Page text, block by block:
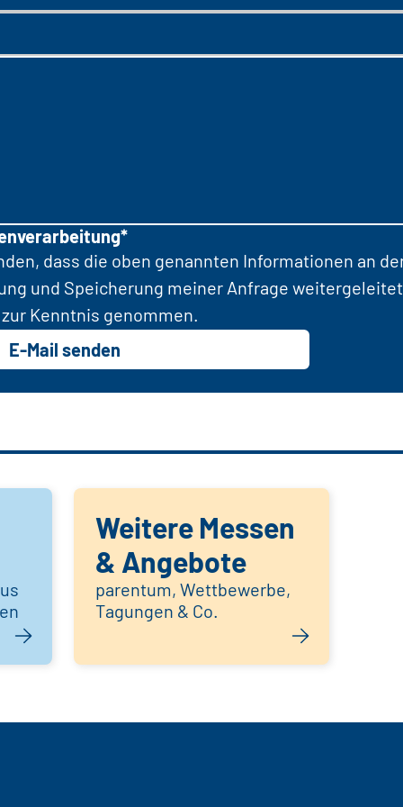
dass die oben genannten Informationen an
und Speicherung meiner Anfrage
Kenntnis genommen.
E-Mail senden
Weitere Messen
& Angebote
parentum, Wettbewerbe,
Tagungen & Co.